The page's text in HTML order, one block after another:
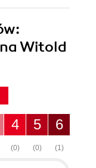
Witold
6
(1)
5
(0)
4
(0)